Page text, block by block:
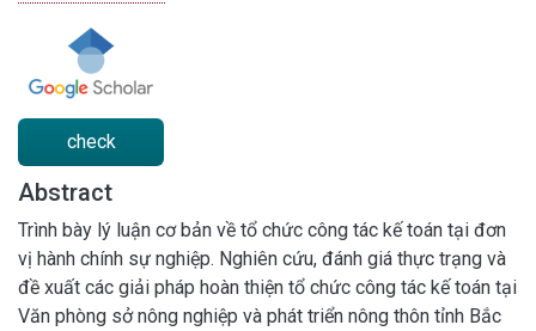
check
Abstract
Trình bày lý luận cơ bản về tổ chức công tác kế toán tại đơn
vị hành chính sự nghiệp. Nghiên cứu, đánh giá thực trạng và
đề xuất các giải pháp hoàn thiện tổ chức công tác kế toán tại
Văn phòng sở nông nghiệp và phát triển nông thôn tỉnh Bắc